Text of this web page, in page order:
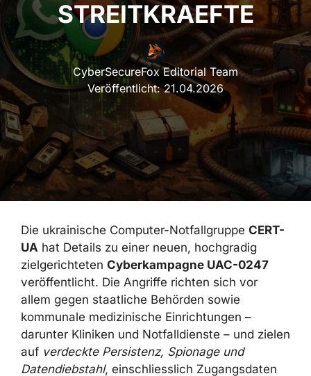
CyberSecureFox Editorial Team
Veröffentlicht:
21.04.2026
Die ukrainische Computer-Notfallgruppe
hochgradig zielgerichtetenCyberkampagne
UAC-0247veröffentlicht. Die Angriffe richten
sich vor allem gegen staatliche Behörden
sowie kommunale medizinische Einrichtungen
– darunter Kliniken und Notfalldienste – und
zielen aufverdeckte Persistenz, Spionage und
Datendiebstahl, einschliesslich Zugangsdaten
aus Chromium-basierten Browsern und dem